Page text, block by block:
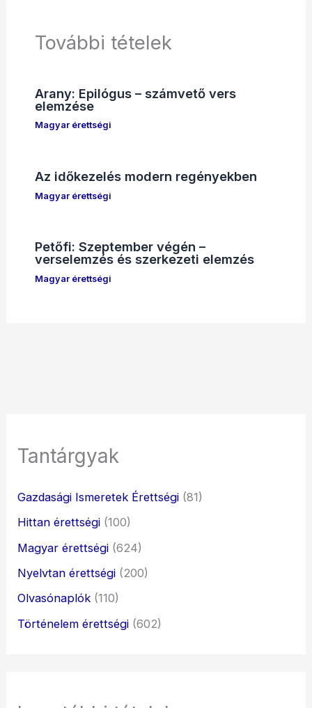
További tételek
Arany: Epilógus – számvető vers
elemzése
Magyar érettségi
Az időkezelés modern regényekben
Magyar érettségi
Petőfi: Szeptember végén –
verselemzés és szerkezeti elemzés
Magyar érettségi
Tantárgyak
Gazdasági Ismeretek Érettségi (81)
Hittan érettségi (100)
Magyar érettségi (624)
Nyelvtan érettségi (200)
Olvasónaplók (110)
Történelem érettségi (602)